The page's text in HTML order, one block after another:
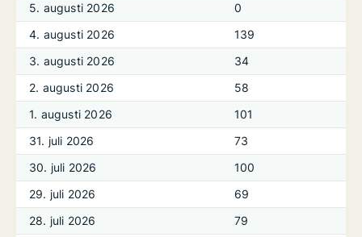
5. augusti 2026
0
4. augusti 2026
139
3. augusti 2026
34
2. augusti 2026
58
1. augusti 2026
101
31. juli 2026
73
30. juli 2026
100
29. juli 2026
69
28. juli 2026
79